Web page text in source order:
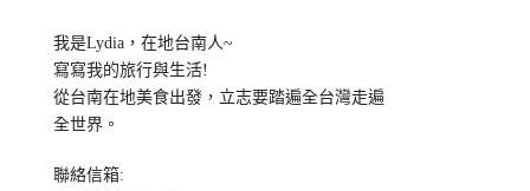
我是Lydia，在地台南人~
寫寫我的旅行與生活!
從台南在地美食出發，立志要踏遍全台灣走遍
全世界。
聯絡信箱: